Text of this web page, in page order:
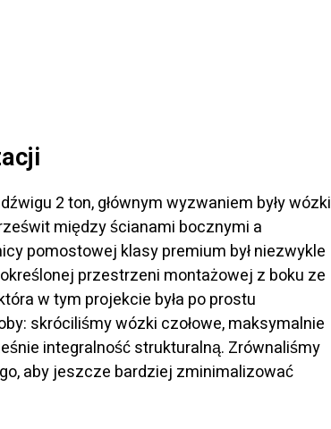
2 ton, głównym wyzwaniem były wózki
między ścianami bocznymi a
pomostowej klasy premium był niezwykle
przestrzeni montażowej z boku ze
w tym projekcie była po prostu
skróciliśmy wózki czołowe, maksymalnie
integralność strukturalną. Zrównaliśmy
aby jeszcze bardziej zminimalizować